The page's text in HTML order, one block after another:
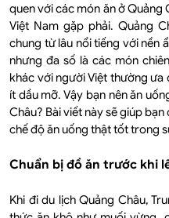
quen với các món ăn ở Quảng
Việt Nam gặp phải. Quảng
chung từ lâu nổi tiếng với nền
nhưng đa số là các món
khác với người Việt thường
ít dầu mỡ. Vậy bạn nên ăn
Châu? Bài viết này sẽ giúp
chế độ ăn uống thật tốt trong
Chuẩn bị đồ ăn trước khi
Khi đi du lịch Quảng Châu,